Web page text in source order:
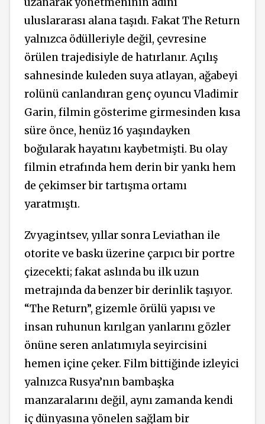
uluslararası alana taşıdı. Fakat The Return
yalnızca ödülleriyle değil, çevresine
örülen trajedisiyle de hatırlanır. Açılış
sahnesinde kuleden suya atlayan, ağabeyi
rolünü canlandıran genç oyuncu Vladimir
Garin, filmin gösterime girmesinden kısa
süre önce, henüz 16 yaşındayken
boğularak hayatını kaybetmişti. Bu olay
filmin etrafında hem derin bir yankı hem
de çekimser bir tartışma ortamı
yaratmıştı.
Zvyagintsev, yıllar sonra Leviathan ile
otorite ve baskı üzerine çarpıcı bir portre
çizecekti; fakat aslında bu ilk uzun
metrajında da benzer bir derinlik taşıyor.
“The Return”, gizemle örülü yapısı ve
insan ruhunun kırılgan yanlarını gözler
önüne seren anlatımıyla seyircisini
hemen içine çeker. Film bittiğinde izleyici
yalnızca Rusya’nın bambaşka
manzaralarını değil, aynı zamanda kendi
iç dünyasına yönelen sağlam bir